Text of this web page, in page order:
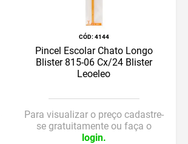
:4144
Pincel Escolar Chato Longo
Blister 815-06 Cx/24 Blister
Leoeleo
Para visualizar o preço cadastre-
se gratuitamente ou faça o
login.